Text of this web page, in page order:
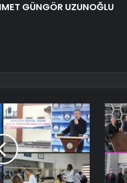
GÜNGÖR UZUNOĞLU